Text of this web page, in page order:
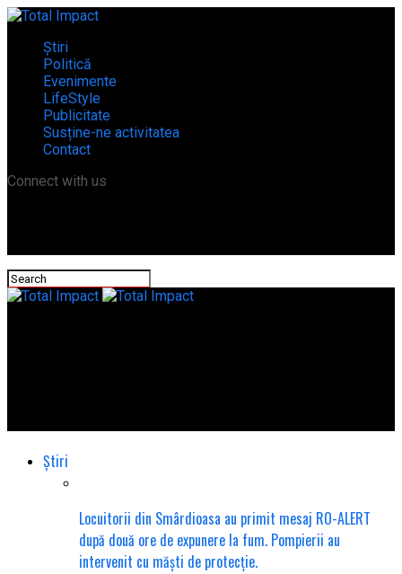
Știri
Politică
Evenimente
LifeStyle
Publicitate
Susține-ne activitatea
Contact
Connect with us
Știri
Locuitorii din Smârdioasa au primit mesaj RO-ALERT
după două ore de expunere la fum. Pompierii au
intervenit cu măști de protecție.